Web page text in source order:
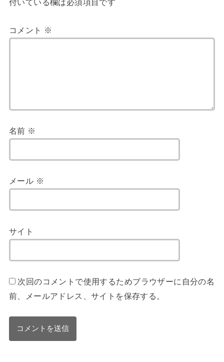
付いている欄は必須項目です
コメント ※
名前 ※
メール ※
サイト
次回のコメントで使用するためブラウザーに自分の名
前、メールアドレス、サイトを保存する。